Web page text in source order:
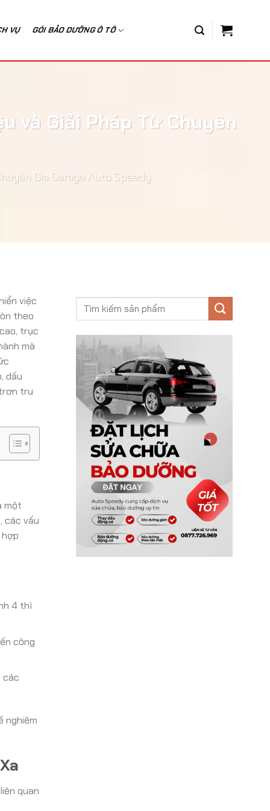
VỤ GÓI BẢO DƯỠNG Ô TÔ
và Giải Pháp Từ Chuyên
Gia Garage Auto Speedy
việc
theo
trục
mà
dấu
tru
một
các vấu
4 thì
công
các
nghiêm
quan